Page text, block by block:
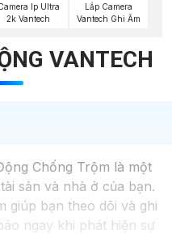
Ip Ultra
2k Vantech
Lắp Camera
Vantech Ghi Âm
VANTECH
Chống Trộm là một
sản và nhà ở của bạn.
giúp bạn theo dõi và ghi
ngay khi phát hiện sự